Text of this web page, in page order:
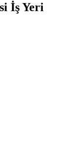
İş Yeri